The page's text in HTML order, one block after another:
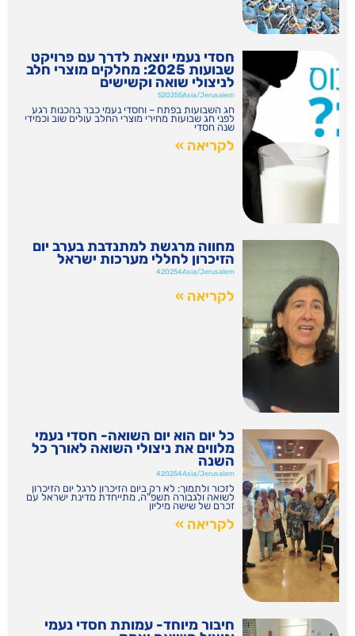
חסדי נעמי יוצאת לדרך עם פרויקט
שבועות 2025: מחלקים מוצרי חלב
לניצולי שואה וקשישים
520255Asia/Jerusalem
חג השבועות בפתח – וחסדי נעמי כבר בהכנות רגע
לפני חג שבועות מחירי מוצרי החלב עולים שוב וכמידי
שנה חסדי
לקריאה »
מחווה מרגשת למתנדבת בערב יום
הזיכרון לחללי מערכות ישראל
420254Asia/Jerusalem
לקריאה »
כל יום הוא יום השואה- חסדי נעמי
מלווים את ניצולי השואה לאורך כל
השנה
420254Asia/Jerusalem
לזכור ולתמוך: לא רק ביום הזיכרון לרגל יום הזיכרון
לשואה ולגבורה תשפ"ה, מתייחדת מדינת ישראל עם
זכרם של שישה מיליון
לקריאה »
חיבור מיוחד- עמותת חסדי נעמי